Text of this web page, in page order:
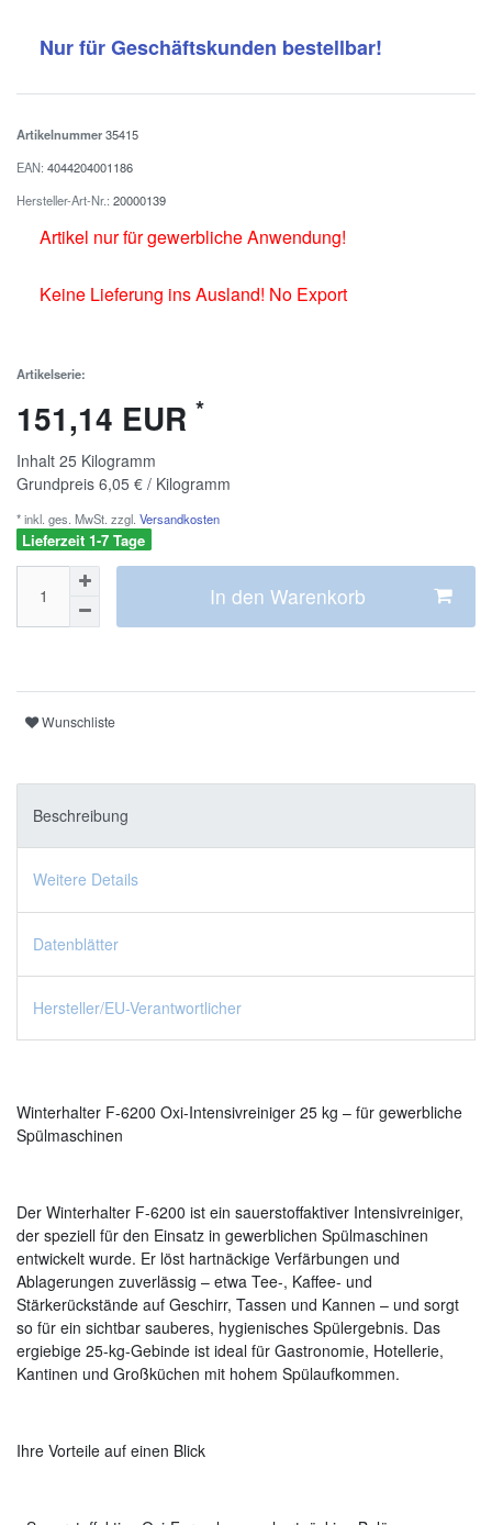
Nur für Geschäftskunden bestellbar!
Artikelnummer35415
EAN: 4044204001186
Hersteller-Art-Nr.: 20000139
Artikel nur für gewerbliche Anwendung!
Keine Lieferung ins Ausland! No Export
Artikelserie:
151,14 EUR *
Inhalt 25 Kilogramm
Grundpreis 6,05 € / Kilogramm
* inkl. ges. MwSt. zzgl. Versandkosten
Lieferzeit 1-7 Tage
In den Warenkorb
Wunschliste
Beschreibung
Weitere Details
Datenblätter
Hersteller/EU-Verantwortlicher
Winterhalter F-6200 Oxi-Intensivreiniger 25 kg – für gewerbliche
Spülmaschinen
Der Winterhalter F-6200 ist ein sauerstoffaktiver Intensivreiniger,
der speziell für den Einsatz in gewerblichen Spülmaschinen
entwickelt wurde. Er löst hartnäckige Verfärbungen und
Ablagerungen zuverlässig – etwa Tee-, Kaffee- und
Stärkerückstände auf Geschirr, Tassen und Kannen – und sorgt
so für ein sichtbar sauberes, hygienisches Spülergebnis. Das
ergiebige 25-kg-Gebinde ist ideal für Gastronomie, Hotellerie,
Kantinen und Großküchen mit hohem Spülaufkommen.
Ihre Vorteile auf einen Blick